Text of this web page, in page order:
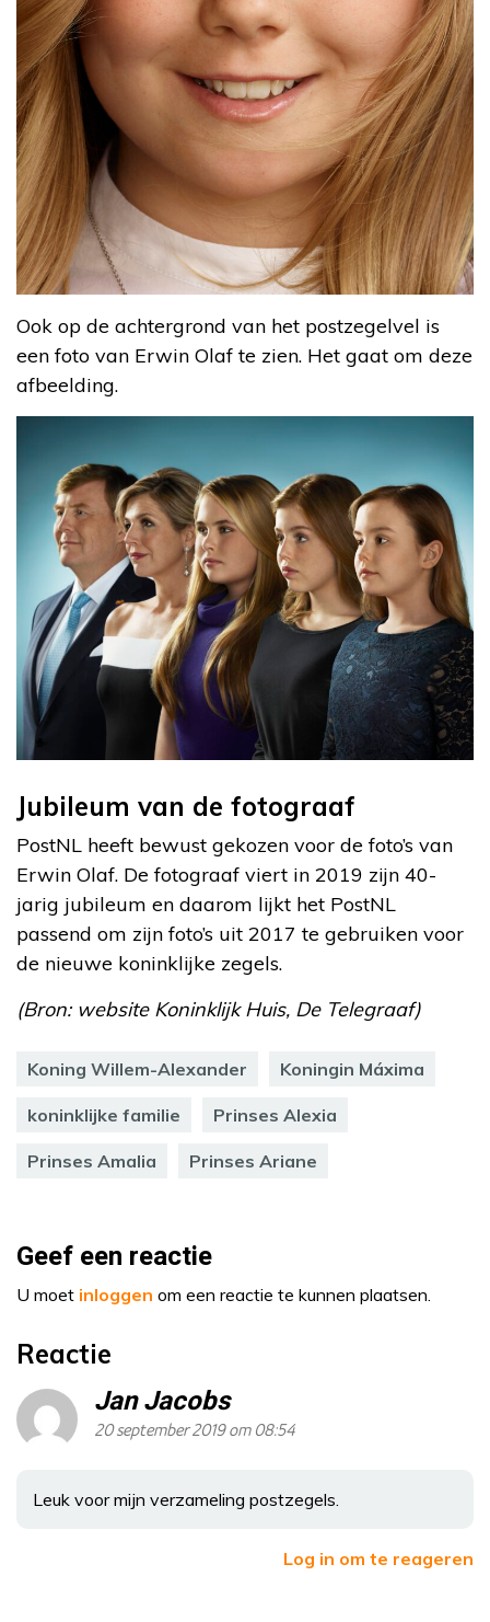
Ook op de achtergrond van het postzegelvel is
een foto van Erwin Olaf te zien. Het gaat om deze
afbeelding.
Jubileum van de fotograaf
PostNL heeft bewust gekozen voor de foto’s van
Erwin Olaf. De fotograaf viert in 2019 zijn 40-
jarig jubileum en daarom lijkt het PostNL
passend om zijn foto’s uit 2017 te gebruiken voor
de nieuwe koninklijke zegels.
(Bron: website Koninklijk Huis, De Telegraaf)
Koning Willem-Alexander Koningin Máxima
koninklijke familie Prinses Alexia
Prinses Amalia Prinses Ariane
Geef een reactie
U moet inloggen om een reactie te kunnen plaatsen.
Reactie
Jan Jacobs
20 september 2019 om 08:54
Leuk voor mijn verzameling postzegels.
Log in om te reageren